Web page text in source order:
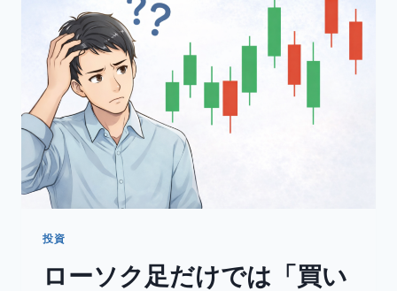
向
け
に
わ
か
り
や
す
く
解
説
み・
投資
ローソク足だけでは「買い